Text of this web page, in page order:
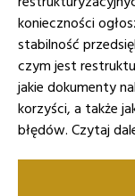
konieczności
stabilność
czym jest
jakie dokumenty
korzyści, a także
błędów. Czytaj